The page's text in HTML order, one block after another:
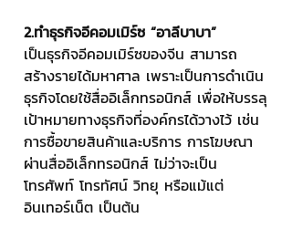
2.ทำธุรกิจอีคอมเมิร์ซ “อาลีบาบา”
เป็นธุรกิจอีคอมเมิร์ซของจีน สามารถ
สร้างรายได้มหาศาล เพราะเป็นการดำเนิน
ธุรกิจโดยใช้สื่ออิเล็กทรอนิกส์ เพื่อให้บรรลุ
เป้าหมายทางธุรกิจที่องค์กรได้วางไว้ เช่น
การซื้อขายสินค้าและบริการ การโฆษณา
ผ่านสื่ออิเล็กทรอนิกส์ ไม่ว่าจะเป็น
โทรศัพท์ โทรทัศน์ วิทยุ หรือแม้แต่
อินเทอร์เน็ต เป็นต้น